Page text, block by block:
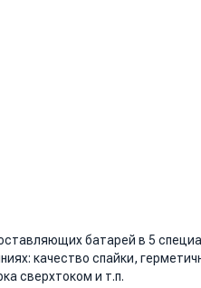
батарей в 5
качество спайки,
сверхтоком и т.п.